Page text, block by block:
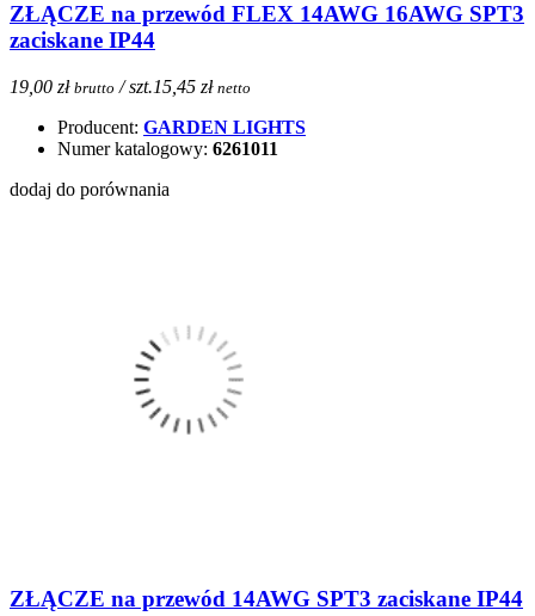
ZŁĄCZE na przewód FLEX 14AWG 16AWG SPT3
zaciskane IP44
19,00 zł brutto / szt.15,45 zł netto
Producent: GARDEN LIGHTS
Numer katalogowy: 6261011
dodaj do porównania
ZŁĄCZE na przewód 14AWG SPT3 zaciskane IP44